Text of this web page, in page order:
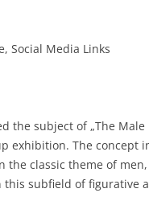
Social Media Links
the subject of „The Male
exhibition. The concept
the classic theme of
subfield of figurative